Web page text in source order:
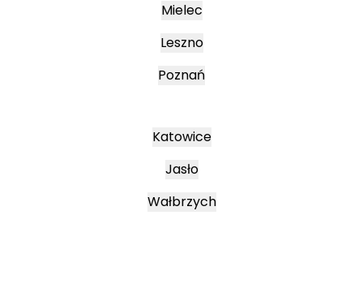
Mielec
Leszno
Poznań
Katowice
Jasło
Wałbrzych